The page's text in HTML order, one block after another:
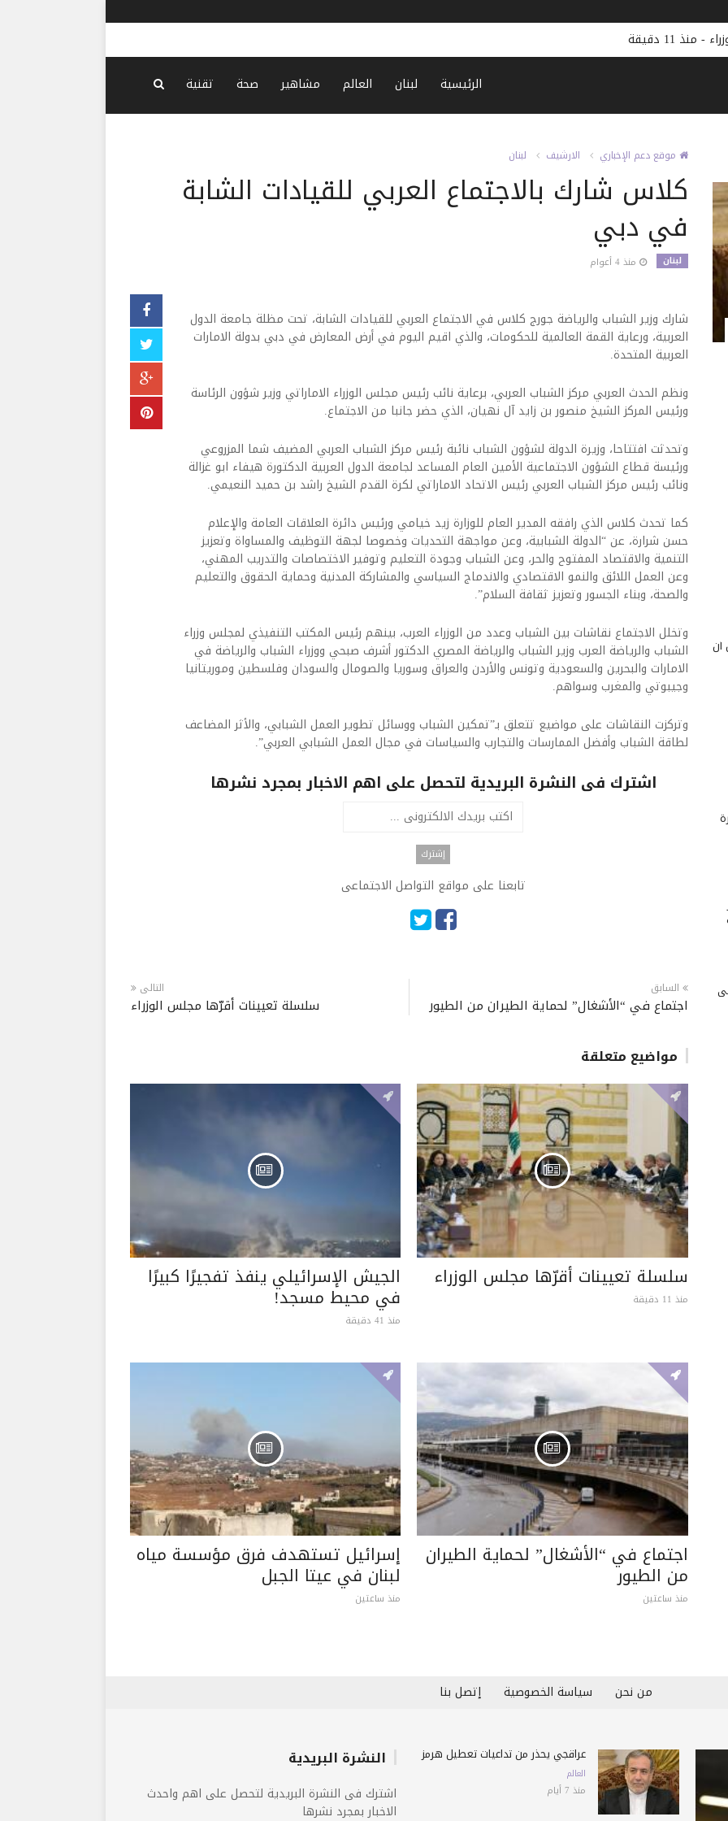
- منذ 11 دقيقة
الرئيسية لبنان العالم مشاهير صحة تقنية
موقع دعم الإخباري الارشيف لبنان
كلاس شارك بالاجتماع العربي للقيادات الشابة
في دبي
لبنان منذ 4 أعوام
شارك وزير الشباب والرياضة جورج كلاس في الاجتماع العربي للقيادات الشابة، تحت مظلة جامعة الدول
العربية، ورعاية القمة العالمية للحكومات، والذي اقيم اليوم في أرض المعارض في دبي بدولة الامارات
العربية المتحدة.
ونظم الحدث العربي مركز الشباب العربي، برعاية نائب رئيس مجلس الوزراء الاماراتي وزير شؤون الرئاسة
ورئيس المركز الشيخ منصور بن زايد آل نهيان، الذي حضر جانبا من الاجتماع.
وتحدثت افتتاحا، وزيرة الدولة لشؤون الشباب نائبة رئيس مركز الشباب العربي المضيف شما المزروعي
ورئيسة قطاع الشؤون الاجتماعية الأمين العام المساعد لجامعة الدول العربية الدكتورة هيفاء ابو غزالة
ونائب رئيس مركز الشباب العربي رئيس الاتحاد الاماراتي لكرة القدم الشيخ راشد بن حميد النعيمي.
كما تحدث كلاس الذي رافقه المدير العام للوزارة زيد خيامي ورئيس دائرة العلاقات العامة والإعلام
حسن شرارة، عن “الدولة الشبابية، وعن مواجهة التحديات وخصوصا لجهة التوظيف والمساواة وتعزيز
التنمية والاقتصاد المفتوح والحر، وعن الشباب وجودة التعليم وتوفير الاختصاصات والتدريب المهني،
وعن العمل اللائق والنمو الاقتصادي والاندماج السياسي والمشاركة المدنية وحماية الحقوق والتعليم
والصحة، وبناء الجسور وتعزيز ثقافة السلام”.
وتخلل الاجتماع نقاشات بين الشباب وعدد من الوزراء العرب، بينهم رئيس المكتب التنفيذي لمجلس وزراء
الشباب والرياضة العرب وزير الشباب والرياضة المصري الدكتور أشرف صبحي ووزراء الشباب والرياضة في
الامارات والبحرين والسعودية وتونس والأردن والعراق وسوريا والصومال والسودان وفلسطين وموريتانيا
وجيبوتي والمغرب وسواهم.
وتركزت النقاشات على مواضيع تتعلق بـ”تمكين الشباب ووسائل تطوير العمل الشبابي، والأثر المضاعف
لطاقة الشباب وأفضل الممارسات والتجارب والسياسات في مجال العمل الشبابي العربي”.
اشترك فى النشرة البريدية لتحصل على اهم الاخبار بمجرد نشرها
تابعنا على مواقع التواصل الاجتماعى
السابق
اجتماع في “الأشغال” لحماية الطيران من الطيور
التالى
سلسلة تعيينات أقرّها مجلس الوزراء
مواضيع متعلقة
سلسلة تعيينات أقرّها مجلس الوزراء
منذ 11 دقيقة
الجيش الإسرائيلي ينفذ تفجيرًا كبيرًا
في محيط مسجد!
منذ 41 دقيقة
اجتماع في “الأشغال” لحماية الطيران
من الطيور
منذ ساعتين
إسرائيل تستهدف فرق مؤسسة مياه
لبنان في عيتا الجبل
منذ ساعتين
أن
من نحن سياسة الخصوصية إتصل بنا
عراقجي يحذّر من تداعيات تعطيل هرمز
العالم
منذ 7 أيام
النشرة البريدية
اشترك فى النشرة البريدية لتحصل على اهم واحدث
الاخبار بمجرد نشرها